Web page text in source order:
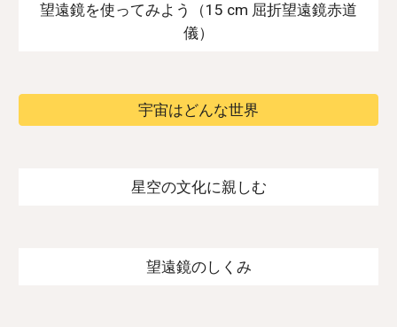
望遠鏡を使ってみよう（15 cm 屈折望遠鏡赤道
儀）
宇宙はどんな世界
星空の文化に親しむ
望遠鏡のしくみ